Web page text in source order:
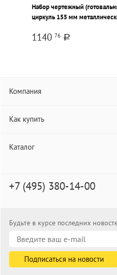
Набор чертежный
циркуль 155 мм
1140 76 a
Компания
Как купить
Каталог
+7 (495) 380-14-00
Будьте в курсе последних